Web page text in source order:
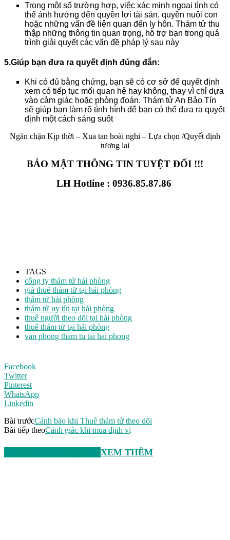
Trong một số trường hợp, việc xác minh ngoại tình có
thể ảnh hưởng đến quyền lợi tài sản, quyền nuôi con
hoặc những vấn đề liên quan đến ly hôn. Thám tử thu
thập những thông tin quan trọng, hỗ trợ bạn trong quá
trình giải quyết các vấn đề pháp lý sau này
5.Giúp bạn đưa ra quyết định đúng đắn:
Khi có đủ bằng chứng, bạn sẽ có cơ sở để quyết định
xem có tiếp tục mối quan hệ hay không, thay vì chỉ dựa
vào cảm giác hoặc phỏng đoán. Thám tử An Bảo Tín
sẽ giúp bạn làm rõ tình hình để bạn có thể đưa ra quyết
định một cách sáng suốt
Ngăn chặn Kịp thời – Xua tan hoài nghi – Lựa chọn /Quyết định
tương lai
BẢO MẬT THÔNG TIN TUYỆT ĐỐI !!!
LH Hotline : 0936.85.87.86
TAGS
công ty thám tử hải phòng
giá thuê thám tử tại hải phòng
thám tử hải phòng
thám tử uy tín tại hải phòng
thuê người theo dõi tại hải phòng
thuê thám tử tại hải phòng
van phong tham tu tai hai phong
Facebook
Twitter
Pinterest
WhatsApp
Linkedin
Bài trướcCảnh báo khi Thuê thám tử theo dõi
Bài tiếp theoCảnh giác khi mua định vị
XEM THÊM